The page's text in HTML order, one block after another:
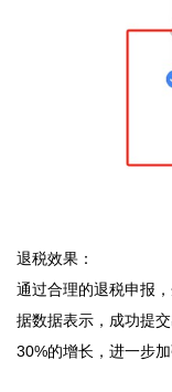
退税效果：
通过合理的退税申报
据数据表示，成功提
30%的增长，进一步